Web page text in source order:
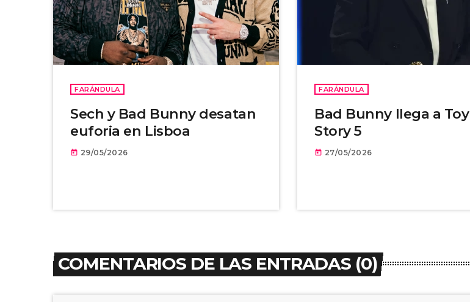
FARÁNDULA
Sech y Bad Bunny desatan
euforia en Lisboa
today 29/05/2026
FARÁNDULA
Bad Bunny llega a Toy
Story 5
today 27/05/2026
COMENTARIOS DE LAS ENTRADAS (0)